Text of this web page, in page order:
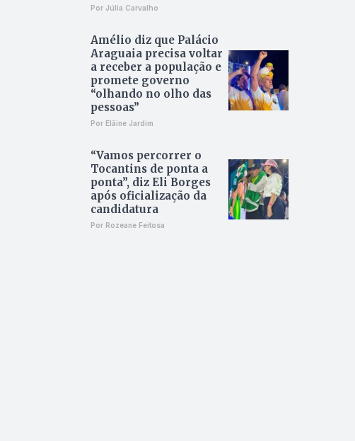
Por Júlia Carvalho
Amélio diz que Palácio
Araguaia precisa voltar
a receber a população e
promete governo
“olhando no olho das
pessoas”
Por Elâine Jardim
“Vamos percorrer o
Tocantins de ponta a
ponta”, diz Eli Borges
após oficialização da
candidatura
Por Rozeane Feitosa